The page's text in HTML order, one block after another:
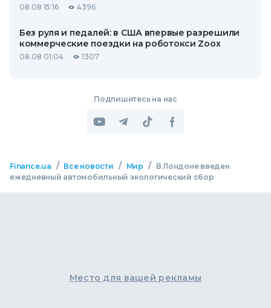
08.08 15:16 4396
Без руля и педалей: в США впервые разрешили
коммерческие поездки на роботокси Zoox
08.08 01:04 1307
Подпишитесь на нас
Finance.ua / Все новости / Мир /
В Лондоне введен
ежедневный автомобильный экологический сбор
Место для вашей рекламы